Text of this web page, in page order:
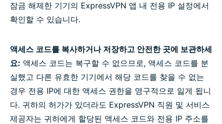
잠금 해제한 기기의 ExpressVPN 앱 내 전용 IP 설정에서
확인할 수 있습니다.
액세스 코드를 복사하거나 저장하고 안전한 곳에 보관하세
요: 액세스 코드는 복구할 수 없으므로, 액세스 코드를 분
실했고 다른 유효한 기기에서 해당 코드를 찾을 수 없는
경우 전용 IP에 대한 액세스 권한을 영구적으로 잃게 됩니
다. 귀하의 허가가 있더라도 ExpressVPN 직원 및 서비스
제공자는 귀하에게 할당된 액세스 코드와 전용 IP 주소를